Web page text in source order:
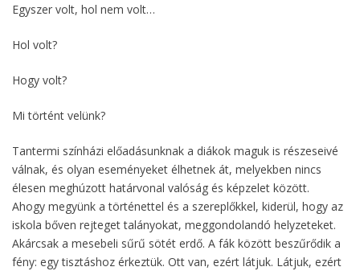
Egyszer volt, hol nem volt…
Hol volt?
Hogy volt?
Mi történt velünk?
Tantermi színházi előadásunknak a diákok maguk is részeseivé
válnak, és olyan eseményeket élhetnek át, melyekben nincs
élesen meghúzott határvonal valóság és képzelet között.
Ahogy megyünk a történettel és a szereplőkkel, kiderül, hogy az
iskola bőven rejteget talányokat, meggondolandó helyzeteket.
Akárcsak a mesebeli sűrű sötét erdő. A fák között beszűrődik a
fény: egy tisztáshoz érkeztük. Ott van, ezért látjuk. Látjuk, ezért